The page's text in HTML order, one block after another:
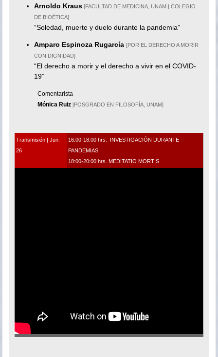
Arnoldo Kraus [FACULTAD DE MEDICINA, UNAM | COLEGIO
DE BIOÉTICA]
“Soledad, muerte y duelo durante la pandemia”
Amparo Espinoza Rugarcía [POR EL DERECHO A MORIR
CON DIGNIDAD]
“El derecho a morir y el derecho a vivir en el COVID-
19”
Comentarista
Mónica Ruiz[POSGRADO EN FILOSOFÍA, UNAM]
Transmisión | Jun.
26
16:00-18:00 hrs. INVESTIGACIÓN DURANTE
PANDEMIAS
18:00-20:00 hrs. MEDITATIO MORTIS